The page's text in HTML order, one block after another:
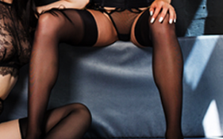
JohnWick666, 33
Par ili dama za druzenje Par ili dama
za druzenje perverzan mastovit izdrzljiv
fetis malo na najl...
Beograd